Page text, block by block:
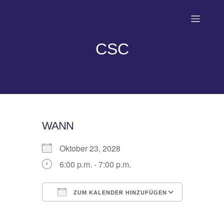
CSC
WANN
Oktober 23, 2028
6:00 p.m. - 7:00 p.m.
ZUM KALENDER HINZUFÜGEN